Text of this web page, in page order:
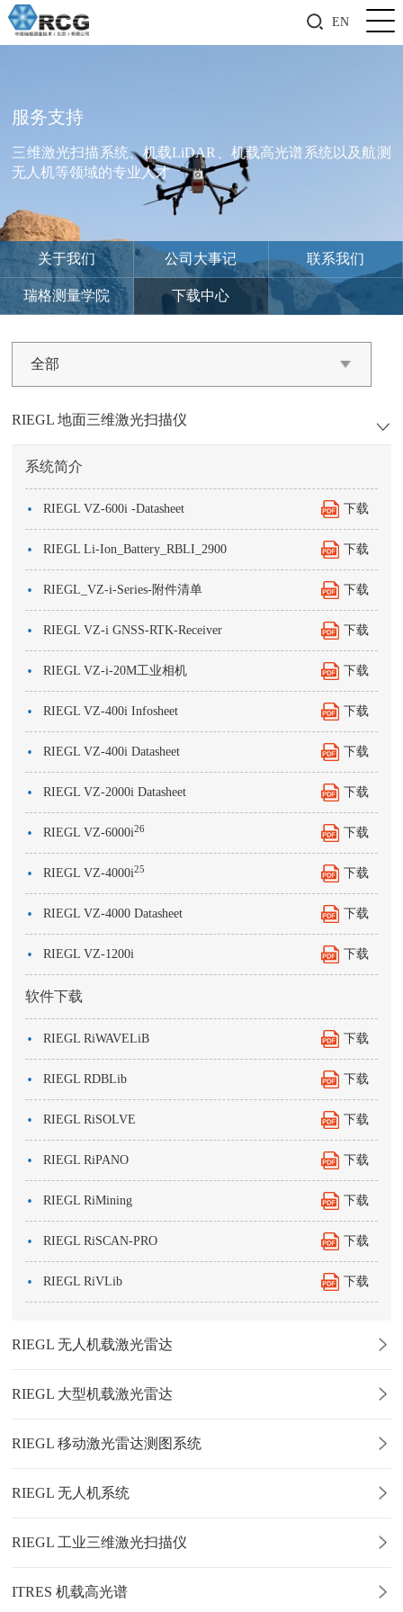
EN
服务支持
三维激光扫描系统、机载LiDAR、机载高光谱系统以及航测
无人机等领域的专业人才
关于我们 公司大事记 联系我们
瑞格测量学院 下载中心
全部
RIEGL 地面三维激光扫描仪
系统简介
· RIEGL VZ-600i -Datasheet 下载
· RIEGL Li-Ion_Battery_RBLI_2900 下载
· RIEGL_VZ-i-Series-附件清单 下载
· RIEGL VZ-i GNSS-RTK-Receiver 下载
· RIEGL VZ-i-20M工业相机 下载
· RIEGL VZ-400i Infosheet 下载
· RIEGL VZ-400i Datasheet 下载
· RIEGL VZ-2000i Datasheet 下载
· RIEGL VZ-6000i26 下载
· RIEGL VZ-4000i25 下载
· RIEGL VZ-4000 Datasheet 下载
· RIEGL VZ-1200i 下载
软件下载
· RIEGL RiWAVELiB 下载
· RIEGL RDBLib 下载
· RIEGL RiSOLVE 下载
· RIEGL RiPANO 下载
· RIEGL RiMining 下载
· RIEGL RiSCAN-PRO 下载
· RIEGL RiVLib 下载
RIEGL 无人机载激光雷达
RIEGL 大型机载激光雷达
RIEGL 移动激光雷达测图系统
RIEGL 无人机系统
RIEGL 工业三维激光扫描仪
ITRES 机载高光谱